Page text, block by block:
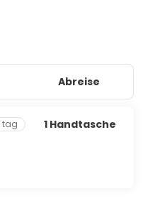
Abreise
tag 1 Handtasche